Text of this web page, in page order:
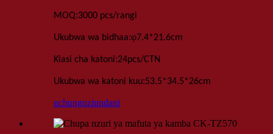
MOQ:3000 pcs/rangi
Ukubwa wa bidhaa:φ7.4*21.6cm
Kiasi cha katoni:24pcs/CTN
Ukubwa wa katoni kuu:53.5*34.5*26cm
uchunguziundani